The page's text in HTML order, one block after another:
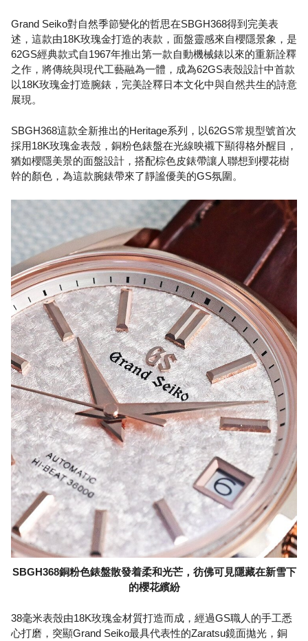
Grand Seiko對自然季節變化的哲思在SBGH368得到完美表
述，這款由18K玫瑰金打造的表款，面盤靈感來自櫻隱景象，是
62GS經典款式自1967年推出第一款自動機械錶以來的重新詮釋
之作，將傳統與現代工藝融為一體，成為62GS表殼設計中首款
以18K玫瑰金打造腕錶，完美詮釋日本文化中與自然共生的詩意
展現。
SBGH368這款全新推出的Heritage系列，以62GS常規型號首次
採用18K玫瑰金表殼，銅粉色錶盤在光線映襯下顯得格外醒目，
猶如櫻隱美景的面盤設計，搭配棕色皮錶帶讓人聯想到櫻花樹
幹的顏色，為這款腕錶帶來了靜謐優美的GS氛圍。
SBGH368銅粉色錶盤散發着柔和光芒，彷佛可見隱藏在新雪下
的櫻花繽紛
38毫米表殼由18K玫瑰金材質打造而成，經過GS職人的手工悉
心打磨，突顯Grand Seiko最具代表性的Zaratsu鏡面拋光，銅